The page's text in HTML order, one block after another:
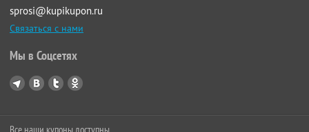
sprosi@kupikupon.ru
Связаться с нами
Мы в Соцсетях